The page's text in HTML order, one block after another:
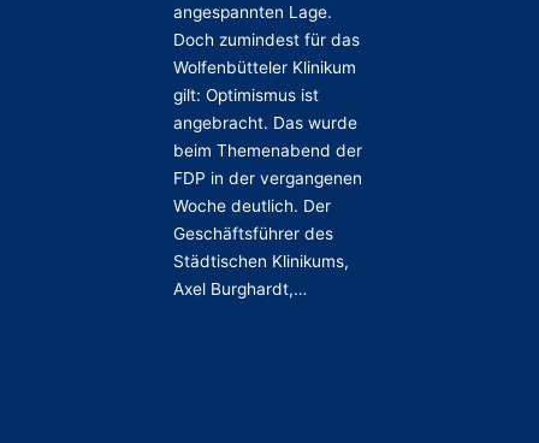
angespannten Lage.
Doch zumindest für das
Wolfenbütteler Klinikum
gilt: Optimismus ist
angebracht. Das wurde
beim Themenabend der
FDP in der vergangenen
Woche deutlich. Der
Geschäftsführer des
Städtischen Klinikums,
Axel Burghardt,…